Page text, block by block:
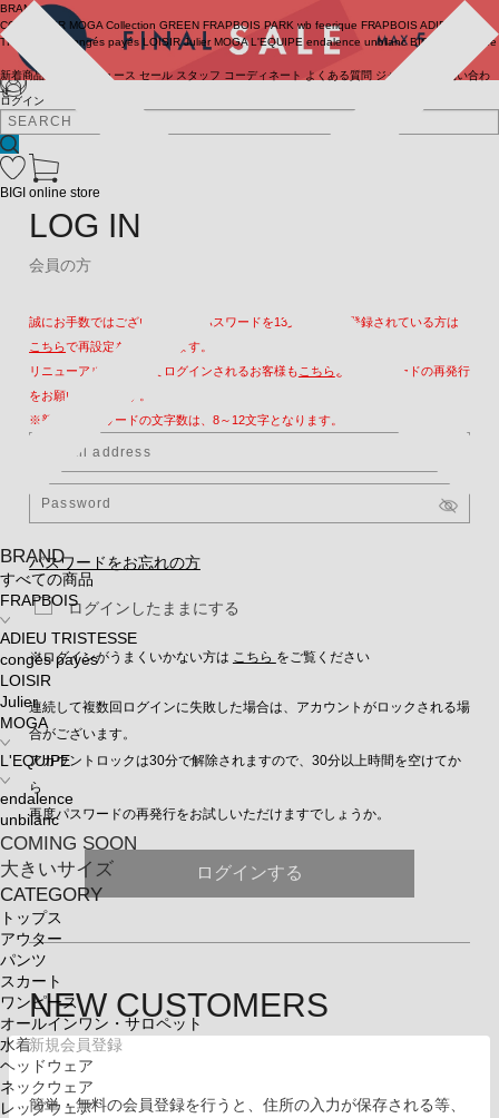
ログイン
BRAND
COUTURIER MOGA Collection GREEN FRAPBOIS PARK wb feerique FRAPBOIS ADIEU
TRISTESSE
congés payés LOISIR Julier MOGA L'EQUIPE endalence unbilanc BIGI online store
新着商品 ニュース セール スタッフ コーディネート よくある質問 ジャーナル
お問い合わ
せ
BRAND
すべての商品
FRAPBOIS
ADIEU TRISTESSE
congés payés
LOISIR
Julier
MOGA
L'EQUIPE
endalence
unbilanc
COMING SOON
大きいサイズ
CATEGORY
トップス
アウター
パンツ
スカート
ワンピース
オールインワン・サロペット
水着
ヘッドウェア
ネックウェア
レッグウェア
BIGI online store
LOG IN
会員の方
誠にお手数ではございますが、パスワードを13文字以上で登録されている方は
こちらで再設定をお願いします。
リニューアル後、初めてログインされるお客様も こちら よりパスワードの再発行
をお願いいたします。
※新しいパスワードの文字数は、8～12文字となります。
パスワードをお忘れの方
ログインしたままにする
※ログインがうまくいかない方は こちら をご覧ください
連続して複数回ログインに失敗した場合は、アカウントがロックされる場
合がございます。
アカウントロックは30分で解除されますので、30分以上時間を空けてか
ら
再度パスワードの再発行をお試しいただけますでしょうか。
ログインする
NEW CUSTOMERS
新規会員登録
簡単・無料の会員登録を行うと、住所の入力が保存される等、